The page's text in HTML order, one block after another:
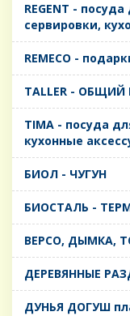
REGENT -
сервировки,
REMECO -
TALLER - ОБЩИЙ
TIMA - посуда
кухонные
БИОЛ - ЧУГУН
БИОСТАЛЬ -
ВЕРСО, ДЫМКА,
ДЕРЕВЯННЫЕ
ДУНЬЯ ДОГУШ